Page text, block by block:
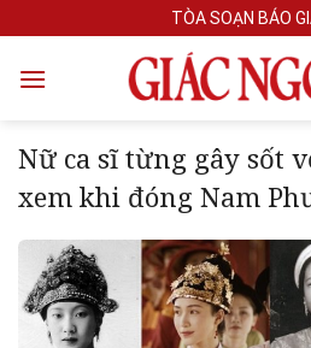
to
content
TÒA SOẠN BÁO
Nữ ca sĩ từng gây sốt
xem khi đóng Nam